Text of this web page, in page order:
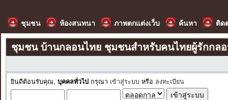
ชุมชน ห้องสนทนา ภาพตกแต่งเว็บ ค้นหา ติด
ชุมชน บ้านกลอนไทย ชุมชนสำหรับคนไทยผู้รักกล
ยินดีต้อนรับคุณ, บุคคลทั่วไป กรุณา เข้าสู่ระบบ หรือ ลงทะเบียน